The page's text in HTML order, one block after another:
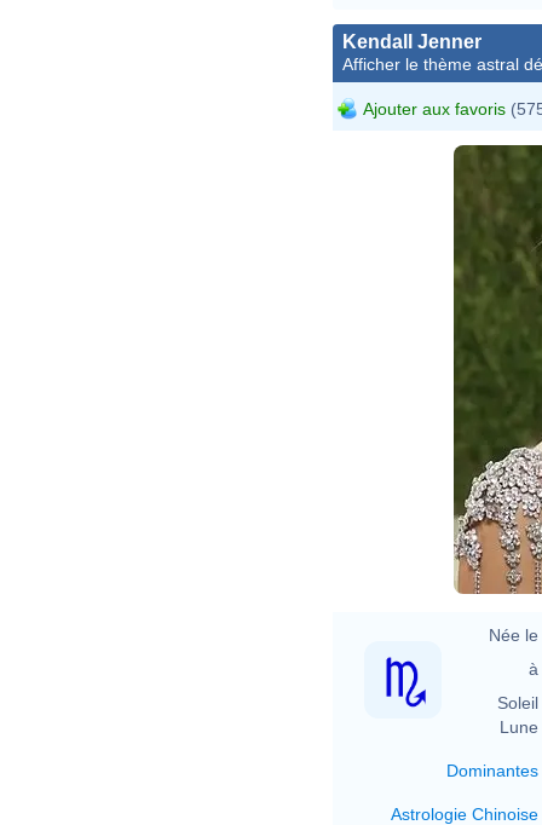
Kendall Jenner
Afficher le thème astral
Ajouter aux favoris
Née le
à
Soleil
Lune
Dominantes
Astrologie Chinoise